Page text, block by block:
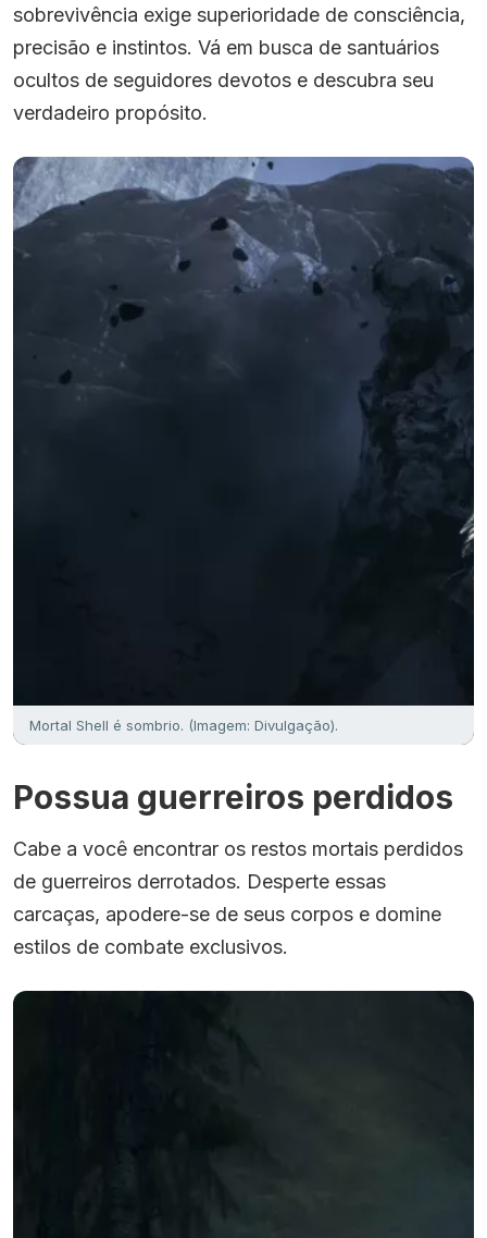
sobrevivência exige superioridade de consciência,
precisão e instintos. Vá em busca de santuários
ocultos de seguidores devotos e descubra seu
verdadeiro propósito.
Mortal Shell é sombrio. (Imagem: Divulgação).
Possua guerreiros perdidos
Cabe a você encontrar os restos mortais perdidos
de guerreiros derrotados. Desperte essas
carcaças, apodere-se de seus corpos e domine
estilos de combate exclusivos.